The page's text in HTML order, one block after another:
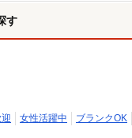
す
女性活躍中 ブランクOK